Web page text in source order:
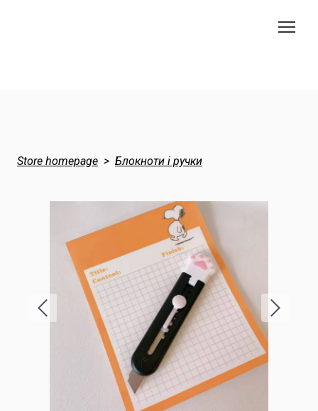
Store homepage Блокноти і ручки